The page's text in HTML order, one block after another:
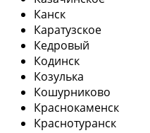
Канск
Каратузское
Кедровый
Кодинск
Козулька
Кошурниково
Краснокаменск
Краснотуранск